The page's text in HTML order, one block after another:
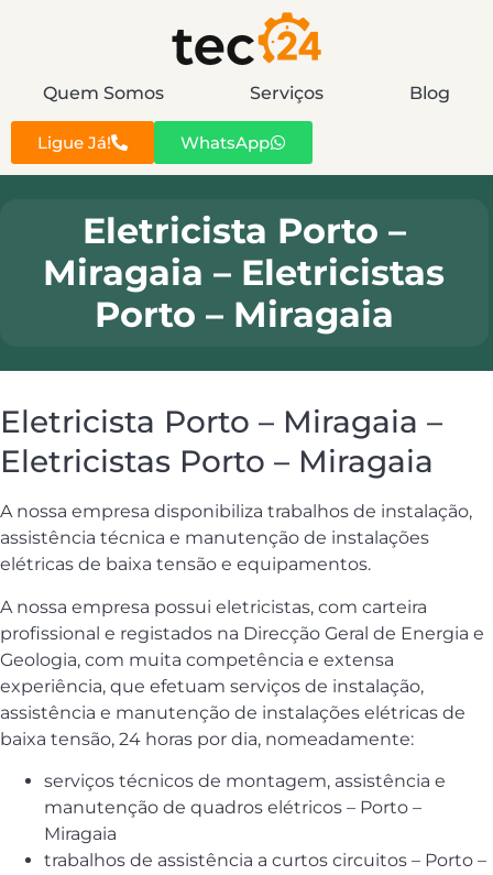
Quem Somos Serviços Blog
Ligue Já! WhatsApp
Eletricista Porto –
Miragaia – Eletricistas
Porto – Miragaia
Eletricista Porto – Miragaia –
Eletricistas Porto – Miragaia
A nossa empresa disponibiliza trabalhos de instalação,
assistência técnica e manutenção de instalações
elétricas de baixa tensão e equipamentos.
A nossa empresa possui eletricistas, com carteira
profissional e registados na Direcção Geral de Energia e
Geologia, com muita competência e extensa
experiência, que efetuam serviços de instalação,
assistência e manutenção de instalações elétricas de
baixa tensão, 24 horas por dia, nomeadamente:
serviços técnicos de montagem, assistência e
manutenção de quadros elétricos – Porto –
Miragaia
trabalhos de assistência a curtos circuitos – Porto –